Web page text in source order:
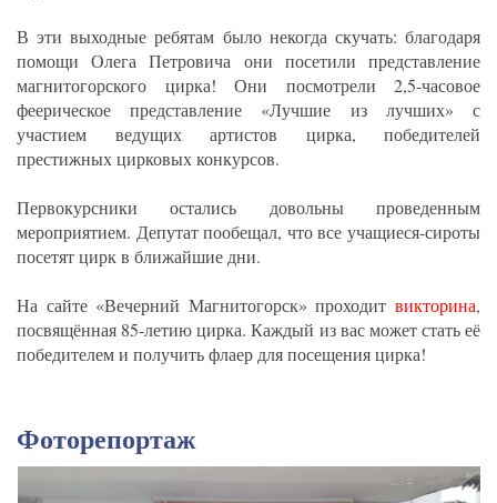
В эти выходные ребятам было некогда скучать: благодаря
помощи Олега Петровича они посетили представление
магнитогорского цирка! Они посмотрели 2,5-часовое
феерическое представление «Лучшие из лучших» с
участием ведущих артистов цирка, победителей
престижных цирковых конкурсов.
Первокурсники остались довольны проведенным
мероприятием. Депутат пообещал, что все учащиеся-сироты
посетят цирк в ближайшие дни.
На сайте «Вечерний Магнитогорск» проходит викторина,
посвящённая 85-летию цирка. Каждый из вас может стать её
победителем и получить флаер для посещения цирка!
Фоторепортаж